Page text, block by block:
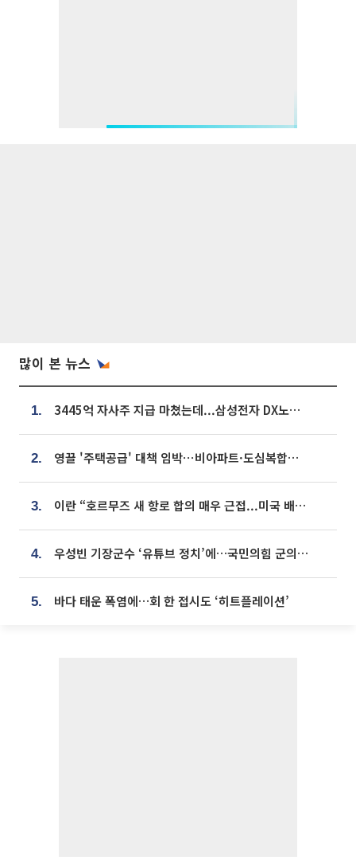
많이 본 뉴스
1. 3445억 자사주 지급 마쳤는데...삼성전자 DX노조, 뒤늦은 '떼쓰기 집회'
2. 영끌 '주택공급' 대책 임박⋯비아파트·도심복합까지 총동원
3. 이란 “호르무즈 새 항로 합의 매우 근접...미국 배상 먼저”
4. 우성빈 기장군수 ‘유튜브 정치’에…국민의힘 군의원들 집단 반발
5. 바다 태운 폭염에…회 한 접시도 ‘히트플레이션’